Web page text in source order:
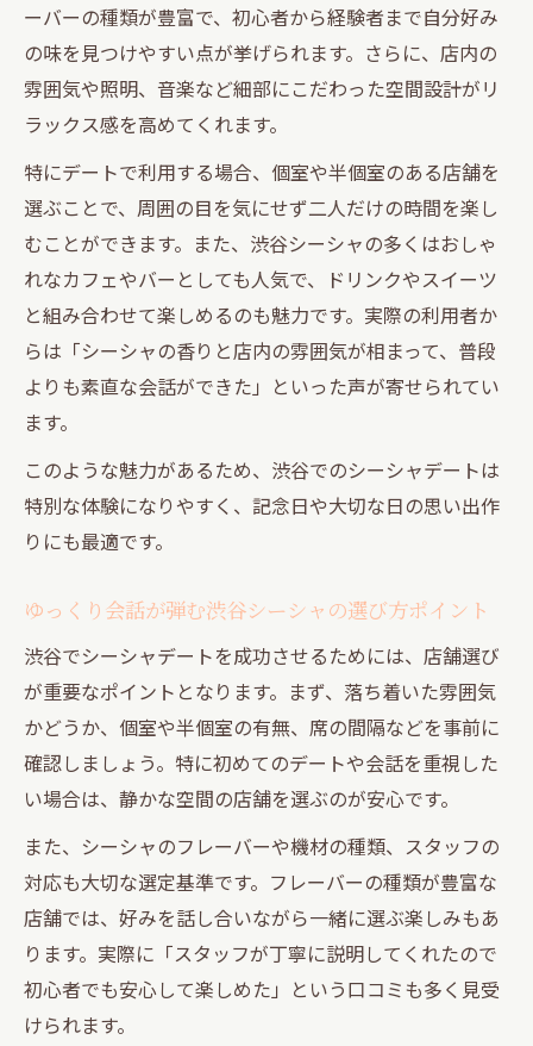
ーバーの種類が豊富で、初心者から経験者まで自分好み
の味を見つけやすい点が挙げられます。さらに、店内の
雰囲気や照明、音楽など細部にこだわった空間設計がリ
ラックス感を高めてくれます。
特にデートで利用する場合、個室や半個室のある店舗を
選ぶことで、周囲の目を気にせず二人だけの時間を楽し
むことができます。また、渋谷シーシャの多くはおしゃ
れなカフェやバーとしても人気で、ドリンクやスイーツ
と組み合わせて楽しめるのも魅力です。実際の利用者か
らは「シーシャの香りと店内の雰囲気が相まって、普段
よりも素直な会話ができた」といった声が寄せられてい
ます。
このような魅力があるため、渋谷でのシーシャデートは
特別な体験になりやすく、記念日や大切な日の思い出作
りにも最適です。
ゆっくり会話が弾む渋谷シーシャの選び方ポイント
渋谷でシーシャデートを成功させるためには、店舗選び
が重要なポイントとなります。まず、落ち着いた雰囲気
かどうか、個室や半個室の有無、席の間隔などを事前に
確認しましょう。特に初めてのデートや会話を重視した
い場合は、静かな空間の店舗を選ぶのが安心です。
また、シーシャのフレーバーや機材の種類、スタッフの
対応も大切な選定基準です。フレーバーの種類が豊富な
店舗では、好みを話し合いながら一緒に選ぶ楽しみもあ
ります。実際に「スタッフが丁寧に説明してくれたので
初心者でも安心して楽しめた」という口コミも多く見受
けられます。